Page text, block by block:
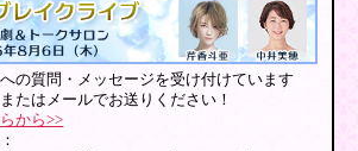
の質問・メッセージを受け付けています
たはメールでお送りください！
から>>